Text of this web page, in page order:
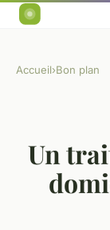
Accueil›Bon plan
Un